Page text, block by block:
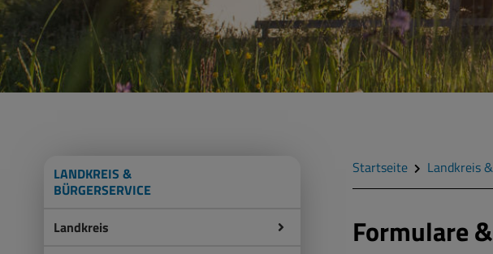
LANDKREIS &
BÜRGERSERVICE
Landkreis
Startseite Landkreis
Formulare